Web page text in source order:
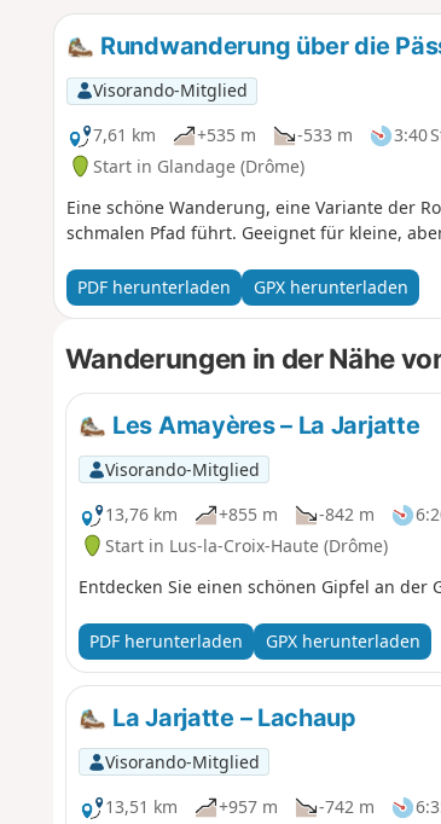
Rundwanderung über die
Visorando-Mitglied
7,61 km
+535 m -533 m 3:40
Start in Glandage (Drôme)
Eine schöne Wanderung, eine Variante der
schmalen Pfad führt. Geeignet für kleine,
PDF herunterladen GPX herunterladen
Wanderungen in der Nähe
Les Amayères – La Jarjatte
Visorando-Mitglied
13,76 km
+855 m -842 m
Start in Lus-la-Croix-Haute (Drôme)
Entdecken Sie einen schönen Gipfel an der
PDF herunterladen GPX herunterladen
La Jarjatte – Lachaup
Visorando-Mitglied
13,51 km
+957 m -742 m